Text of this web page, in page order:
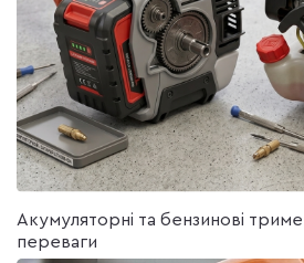
Вибираючи нову деталь для своїх
інтернет-магазин пропонує наступні
Прокладки;
Поршень і кільця;
Колінчастий вал;
Карбюратор;
Циліндр і головка;
Стартер;
Також наш
магазин запчастин для
представляє можливість купити якісні
Акумуляторні та бензинові
переваги